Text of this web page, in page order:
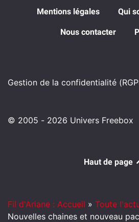
Mentions légales Qui
Nous contacter
Gestion de la confidentialité
© 2005 - 2026 Univers Freebox
Haut de page
Fil d'Ariane : Accueil » Toute
Nouvelles chaines et nouveau